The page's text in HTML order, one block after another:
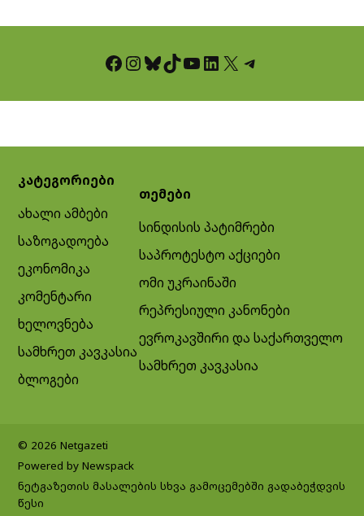
Facebook InstagramBluesky TikTok YouTube LinkedIn X Telegram
კატეგორიები
ახალი ამბები
საზოგადოება
ეკონომიკა
კომენტარი
ხელოვნება
სამხრეთ კავკასია
ბლოგები
თემები
სინდისის პატიმრები
საპროტესტო აქციები
ომი უკრაინაში
რეპრესიული კანონები
ევროკავშირი და საქართველო
სამხრეთ კავკასია
© 2026 Netgazeti
Powered by Newspack
ნეტგაზეთის მასალების სხვა გამოცემებში გადაბეჭდვის
წესი